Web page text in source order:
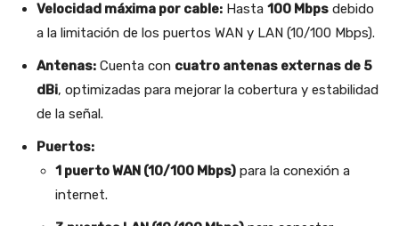
Velocidad máxima por cable: Hasta 100 Mbps debido
a la limitación de los puertos WAN y LAN (10/100 Mbps).
Antenas: Cuenta con cuatro antenas externas de 5
dBi, optimizadas para mejorar la cobertura y estabilidad
de la señal.
Puertos:
1 puerto WAN (10/100 Mbps) para la conexión a
internet.